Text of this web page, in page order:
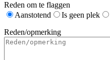
Reden om te flaggen
Aanstotend
Is geen plek
Reden/opmerking